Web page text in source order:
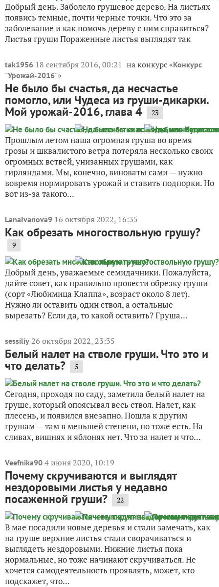
Добрый день. Заболело грушевое дерево. На листьях
появись темные, почти черные точки. Что это за
заболевание и как помочь дереву с ним справиться?
Листья груши Пораженные листья выглядят так
tak1956 18 сентября 2016, 00:21 на конкурс «Конкурс
"Урожай-2016"»
Не было бы счастья, да несчастье
помогло, или Чудеса из груши-дикарки.
Мой урожай-2016, глава 4 23
Прошлым летом наша огромная груша во время
грозы и шквалистого ветра потеряла несколько своих
огромных ветвей, унизанных грушами, как
гирляндами. Мы, конечно, виноваты сами — нужно
вовремя нормировать урожай и ставить подпорки. Но
вот из-за такого...
LanaIvanova9 16 октября 2022, 16:35
Как обрезать многоствольную грушу?
9
Добрый день, уважаемые семидачники. Пожалуйста,
дайте совет, как правильно провести обрезку груши
(сорт «Любимица Клаппа», возраст около 8 лет).
Нужно ли оставить один ствол, а остальные
вырезать? Если да, то какой оставить? Груша...
sessiliy 26 октября 2022, 23:35
Белый налет на стволе груши. Что это и
что делать? 5
Сегодня, проходя по саду, заметила белый налет на
груше, который опоясывал весь ствол. Налет, как
плесень, и появился внезапно. Пошла к другим
грушам — там в меньшей степени, но тоже есть. На
сливах, вишнях и яблонях нет. Что за налет и что...
Veefnika90 4 июня 2020, 10:19
Почему скручиваются и выглядят
нездоровыми листья у недавно
посаженной груши? 22
В мае посадили новые деревья и стали замечать, как
на груше верхние листья стали сворачиваться и
выглядеть нездоровыми. Нижние листья пока
нормальные, но тоже начинают скручиваться. Не
хочется самодеятельность проявлять, может, кто
подскажет, что...